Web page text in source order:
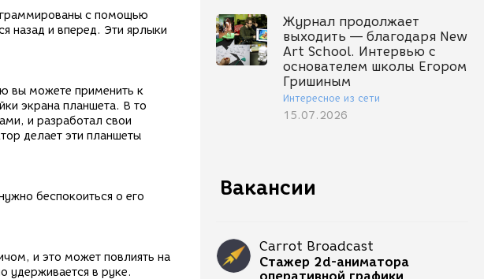
Журнал продолжает
выходить — благодаря New
Art School. Интервью с
основателем школы Егором
Гришиным
Интересное из сети
15.07.2026
Вакансии
Carrot Broadcast
Стажер 2d-аниматора
с помощью
назад и вперед. Эти ярлыки
вы можете применить к
экрана планшета. В то
и разработал свои
делает эти планшеты
беспокоиться о его
и это может повлиять на
удерживается в руке.